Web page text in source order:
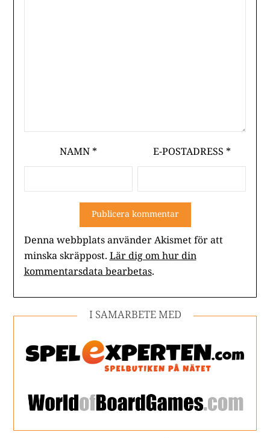
NAMN* E-POSTADRESS *
Denna webbplats använder Akismet för att
minska skräppost.Lär dig om hur din
kommentarsdata bearbetas.
I SAMARBETE MED